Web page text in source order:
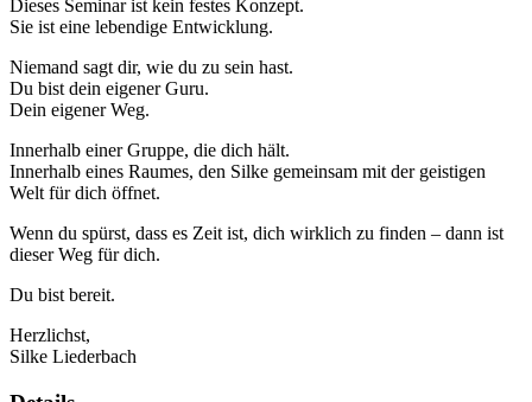
Dieses Seminar ist kein festes Konzept.
Sie ist eine lebendige Entwicklung.
Niemand sagt dir, wie du zu sein hast.
Du bist dein eigener Guru.
Dein eigener Weg.
Innerhalb einer Gruppe, die dich hält.
Innerhalb eines Raumes, den Silke gemeinsam mit der geistigen
Welt für dich öffnet.
Wenn du spürst, dass es Zeit ist, dich wirklich zu finden – dann ist
dieser Weg für dich.
Du bist bereit.
Herzlichst,
Silke Liederbach